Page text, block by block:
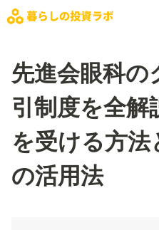
先進会眼科
引制度を全解
を受ける方
の活用法